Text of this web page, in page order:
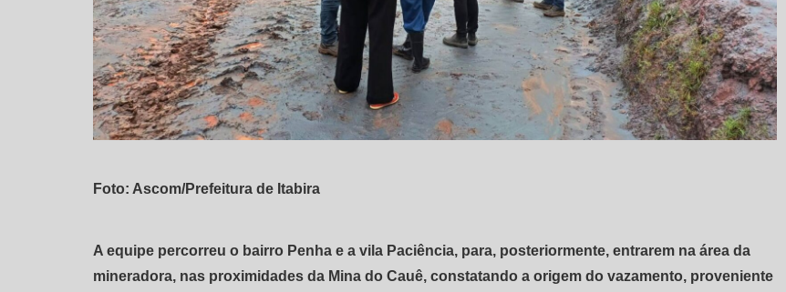
Foto: Ascom/Prefeitura de Itabira
A equipe percorreu o bairro Penha e a vila Paciência, para, posteriormente, entrarem na área da
mineradora, nas proximidades da Mina do Cauê, constatando a origem do vazamento, proveniente